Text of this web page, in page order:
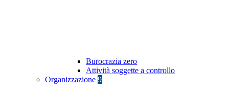
Burocrazia zero
Attività soggette a controllo
Organizzazione 9